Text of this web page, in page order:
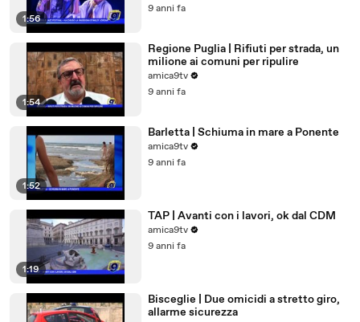
1:56
9 anni fa
1:54
Regione Puglia | Rifiuti per strada, un
milione ai comuni per ripulire
amica9tv
9 anni fa
1:52
Barletta | Schiuma in mare a Ponente
amica9tv
9 anni fa
1:19
TAP | Avanti con i lavori, ok dal CDM
amica9tv
9 anni fa
Bisceglie | Due omicidi a stretto giro,
allarme sicurezza